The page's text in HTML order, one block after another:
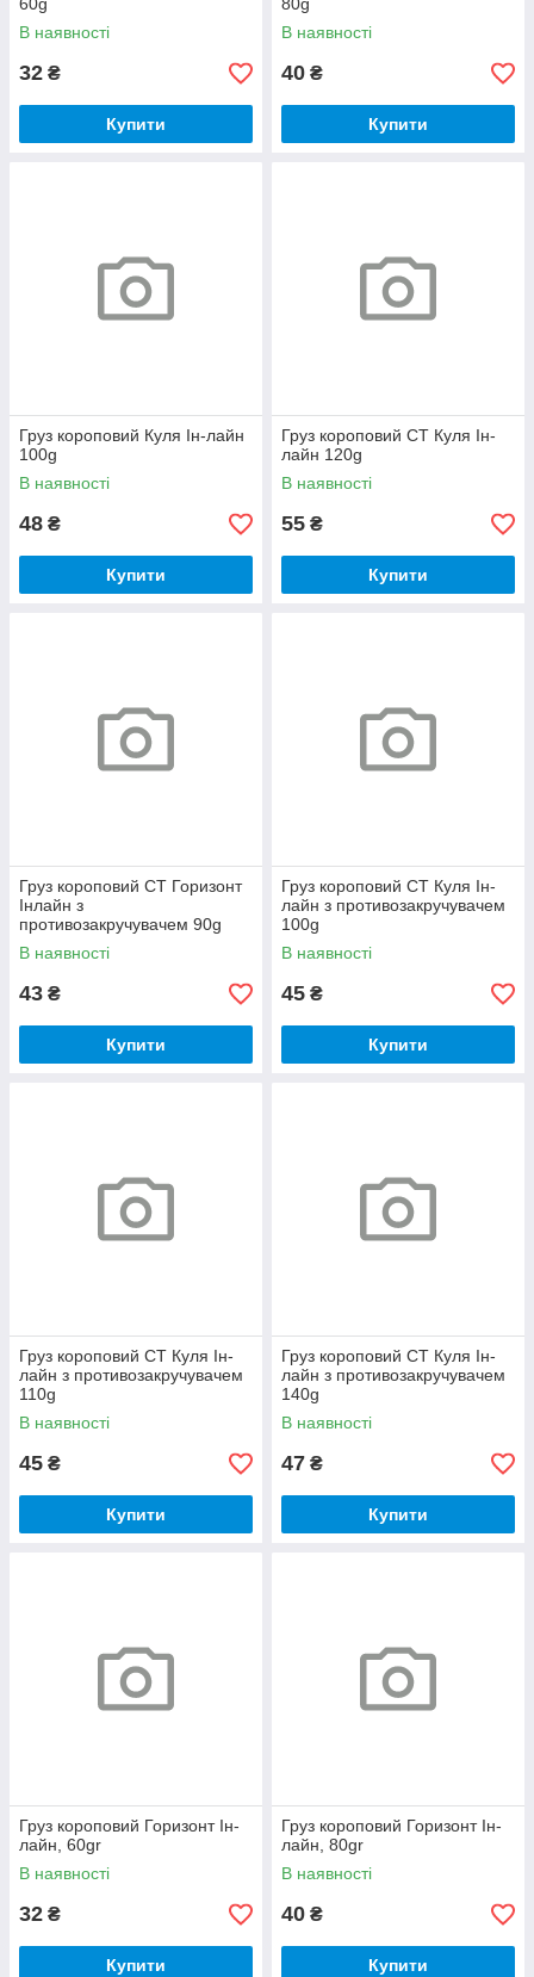
В наявності
32 ₴
Купити
В наявності
40 ₴
Купити
Груз короповий Куля Ін-лайн
100g
В наявності
48 ₴
Купити
Груз короповий CT Куля Ін-
лайн 120g
В наявності
55 ₴
Купити
Груз короповий CT Горизонт
Інлайн з
противозакручувачем 90g
В наявності
43 ₴
Купити
Груз короповий CT Куля Ін-
лайн з противозакручувачем
100g
В наявності
45 ₴
Купити
Груз короповий CT Куля Ін-
лайн з противозакручувачем
110g
В наявності
45 ₴
Купити
Груз короповий CT Куля Ін-
лайн з противозакручувачем
140g
В наявності
47 ₴
Купити
Груз короповий Горизонт Iн-
лайн, 60gr
В наявності
32 ₴
Купити
Груз короповий Горизонт Iн-
лайн, 80gr
В наявності
40 ₴
Купити